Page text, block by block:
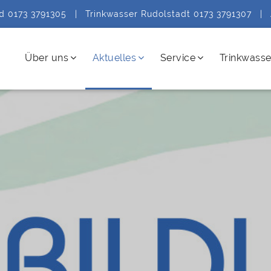
0173 3791305 Trinkwasser Rudolstadt 0173 3791307
Über uns Aktuelles Service